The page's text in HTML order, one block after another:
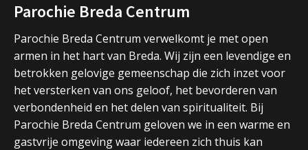
Parochie Breda Centrum
Parochie Breda Centrum verwelkomt je met open
armen in het hart van Breda. Wij zijn een levendige en
betrokken gelovige gemeenschap die zich inzet voor
het versterken van ons geloof, het bevorderen van
verbondenheid en het delen van spiritualiteit. Bij
Parochie Breda Centrum geloven we in een warme en
gastvrije omgeving waar iedereen zich thuis kan